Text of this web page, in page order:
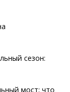
сезон:
мост: что